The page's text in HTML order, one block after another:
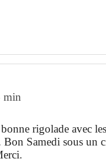
min
rigolade avec
Samedi sous un